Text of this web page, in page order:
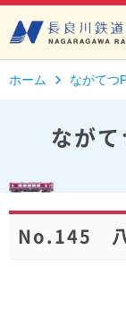
ホーム ながてつ
なが
No.145